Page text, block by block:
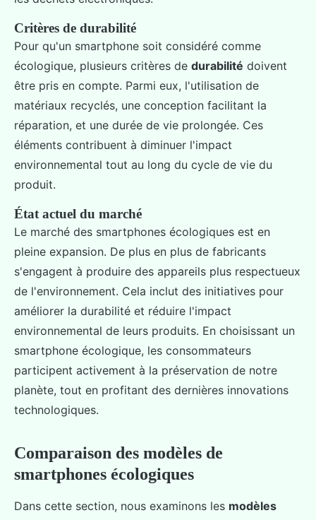
Critères de durabilité
Pour qu'un smartphone soit considéré comme
écologique, plusieurs critères de durabilité doivent
être pris en compte. Parmi eux, l'utilisation de
matériaux recyclés, une conception facilitant la
réparation, et une durée de vie prolongée. Ces
éléments contribuent à diminuer l'impact
environnemental tout au long du cycle de vie du
produit.
État actuel du marché
Le marché des smartphones écologiques est en
pleine expansion. De plus en plus de fabricants
s'engagent à produire des appareils plus respectueux
de l'environnement. Cela inclut des initiatives pour
améliorer la durabilité et réduire l'impact
environnemental de leurs produits. En choisissant un
smartphone écologique, les consommateurs
participent activement à la préservation de notre
planète, tout en profitant des dernières innovations
technologiques.
Comparaison des modèles de
smartphones écologiques
Dans cette section, nous examinons les modèles